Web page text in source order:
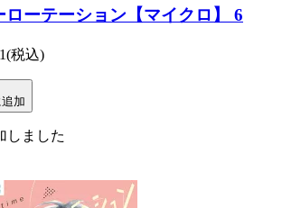
ローテーション【マイクロ】 6
(税込)
加
しました